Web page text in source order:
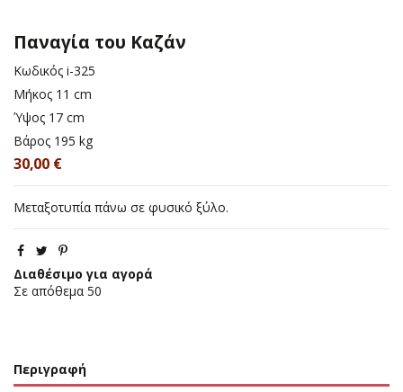
Παναγία του Καζάν
Κωδικός i-325
Μήκος 11 cm
Ύψος 17 cm
Βάρος 195 kg
30,00 €
Μεταξοτυπία πάνω σε φυσικό ξύλο.
Διαθέσιμο για αγορά
Σε απόθεμα 50
Περιγραφή